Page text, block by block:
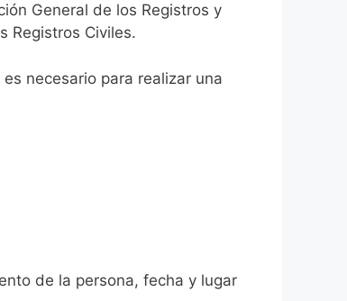
General de los Registros y
Registros Civiles.
necesario para realizar una
de la persona, fecha y lugar